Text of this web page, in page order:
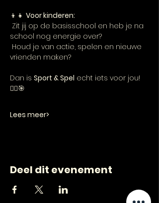
👦👧 Voor kinderen:
school nog energie over?
vrienden maken?
Dan is Sport & Spel echt iets voor jou!
🏃‍♂️🎯
Lees meer>
Deel dit evenement